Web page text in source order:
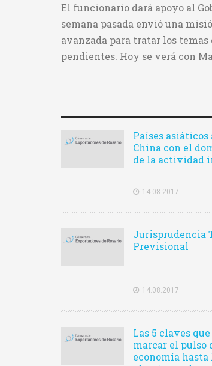
El funcionario dará apoyo al
semana pasada envió una
avanzada para tratar los
pendientes. Hoy se verá con
Países asiáticos
China con el
de la actividad
14.08.2017
Jurisprudencia
Previsional
14.08.2017
Las 5 claves
marcar el pulso
economía hasta